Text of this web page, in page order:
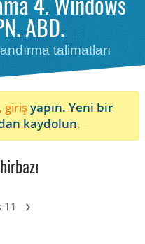
4. Windows
ABD.
talimatları
girişyapın. Yeni bir
kaydolun.
11 ›